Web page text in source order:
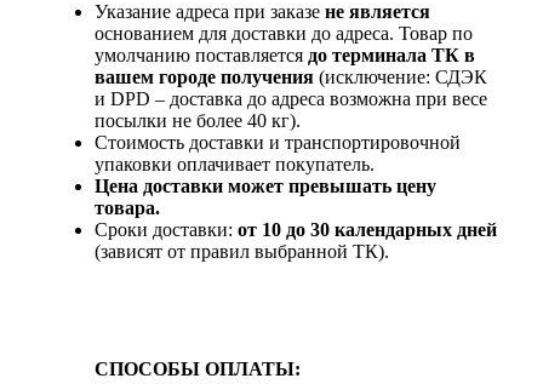
Указание адреса при заказе не является
основанием для доставки до адреса. Товар по
умолчанию поставляется до терминала ТК в
вашем городе получения (исключение: СДЭК
и DPD – доставка до адреса возможна при весе
посылки не более 40 кг).
Стоимость доставки и транспортировочной
упаковки оплачивает покупатель.
Цена доставки может превышать цену
товара.
Сроки доставки: от 10 до 30 календарных дней
(зависят от правил выбранной ТК).
СПОСОБЫ ОПЛАТЫ: